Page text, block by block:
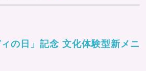
ィの日」記念 文化体験型新メニ